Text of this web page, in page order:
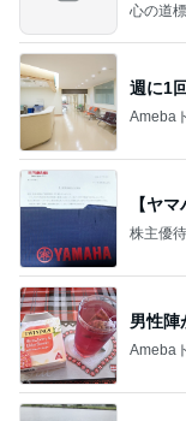
心の道
週に1
Ameba
【ヤ
株主優
男性陣
Ameba